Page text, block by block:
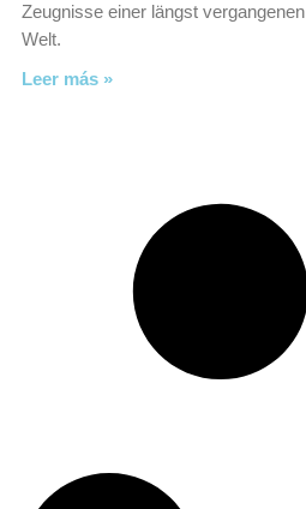
Zeugnisse einer längst vergangenen
Welt.
Leer más »